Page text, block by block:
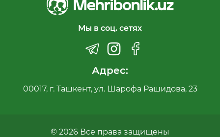
Мы в соц. сетях
Адрес:
00017, г. Ташкент, ул. Шарофа Рашидова, 23
© 2026 Все права защищены